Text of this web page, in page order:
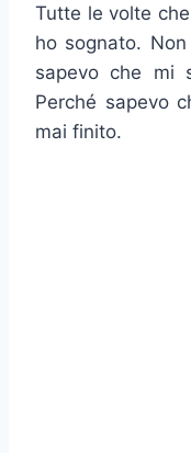
Tutte le volte
ho sognato.
sapevo che mi
Perché sapevo
mai finito.